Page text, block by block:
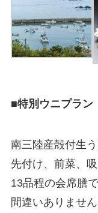
■特別ウニプラン
南三陸産殻付生
先付け、前菜、
13品程の会席膳
間違いありません